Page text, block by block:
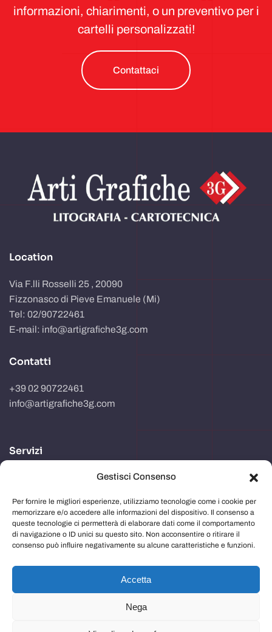
Gestisci Consenso
Per fornire le migliori esperienze, utilizziamo tecnologie come i cookie per
memorizzare e/o accedere alle informazioni del dispositivo. Il consenso a
queste tecnologie ci permetterà di elaborare dati come il comportamento
di navigazione o ID unici su questo sito. Non acconsentire o ritirare il
consenso può influire negativamente su alcune caratteristiche e funzioni.
Accetta
Nega
informazioni, chiarimenti, o un preventivo per i
cartelli personalizzati!
Contattaci
Location
Via F.lli Rosselli 25 , 20090
Fizzonasco di Pieve Emanuele (Mi)
Tel: 02/90722461
E-mail: info@artigrafiche3g.com
Contatti
+39 02 90722461
info@artigrafiche3g.com
Servizi
Realizzazione packaging
Progettazione e studio grafico
Comunicazione in store
Imballaggi